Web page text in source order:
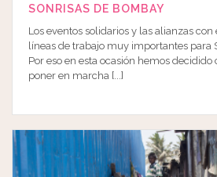
SONRISAS DE BOMBAY
Los eventos solidarios y las alianzas
líneas de trabajo muy importantes para
Por eso en esta ocasión hemos
poner en marcha [...]